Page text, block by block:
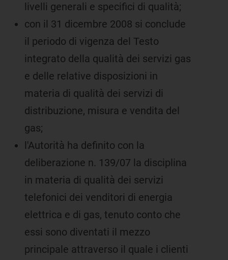
livelli generali e specifici di qualità;
con il 31 dicembre 2008 si conclude
il periodo di vigenza del Testo
integrato della qualità dei servizi gas
e delle relative disposizioni in
materia di qualità dei servizi di
distribuzione, misura e vendita del
gas;
l'Autorità ha definito con la
deliberazione n. 139/07 la disciplina
in materia di qualità dei servizi
telefonici dei venditori di energia
elettrica e di gas, tenuto conto che
essi sono diventati il mezzo
principale attraverso il quale i clienti